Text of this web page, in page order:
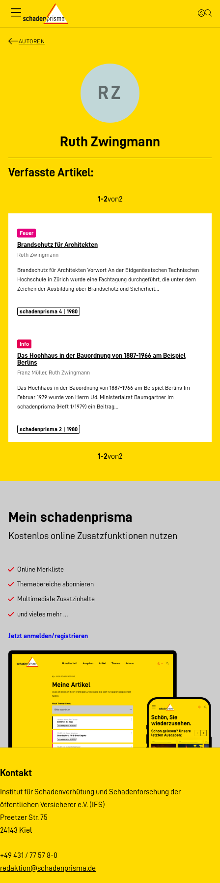
AUTOREN
RZ
Ruth Zwingmann
Verfasste Artikel:
1-2von2
Feuer
Brandschutz für Architekten
Ruth Zwingmann
Brandschutz für Architekten Vorwort An der Eidgenössischen Technischen
Hochschule in Zürich wurde eine Fachtagung durchgeführt, die unter dem
Zeichen der Ausbildung über Brandschutz und Sicherheit…
schadenprisma 4 | 1980
Info
Das Hochhaus in der Bauordnung von 1887-1966 am Beispiel
Berlins
Franz Müller, Ruth Zwingmann
Das Hochhaus in der Bauordnung von 1887-1966 am Beispiel Berlins Im
Februar 1979 wurde von Herrn Ud. Ministerialrat Baumgartner im
schadenprisma (Heft 1/1979) ein Beitrag…
schadenprisma 2 | 1980
1-2von2
Mein schadenprisma
Kostenlos online Zusatzfunktionen nutzen
Online Merkliste
Themebereiche abonnieren
Multimediale Zusatzinhalte
und vieles mehr …
Jetzt anmelden/registrieren
Kontakt
Institut für Schadenverhütung und Schadenforschung der
öffentlichen Versicherer e.V. (IFS)
Preetzer Str. 75
24143 Kiel
+49 431 / 77 57 8-0
redaktion@schadenprisma.de